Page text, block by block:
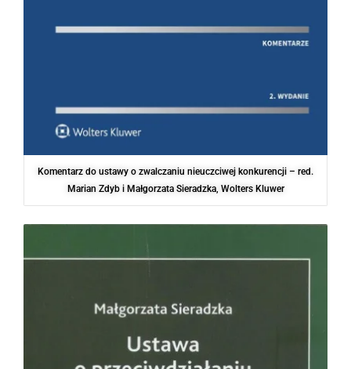
Komentarz do ustawy o zwalczaniu nieuczciwej konkurencji – red.
Marian Zdyb i Małgorzata Sieradzka, Wolters Kluwer